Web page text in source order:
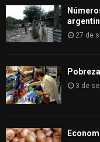
27 de
3 de